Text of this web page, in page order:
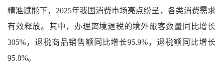
精准赋能下，2025年我国消费市场亮点纷呈，各类消费需求
有效释放。其中，办理离境退税的境外旅客数量同比增长
305%，退税商品销售额同比增长95.9%，退税额同比增长
95.8%。